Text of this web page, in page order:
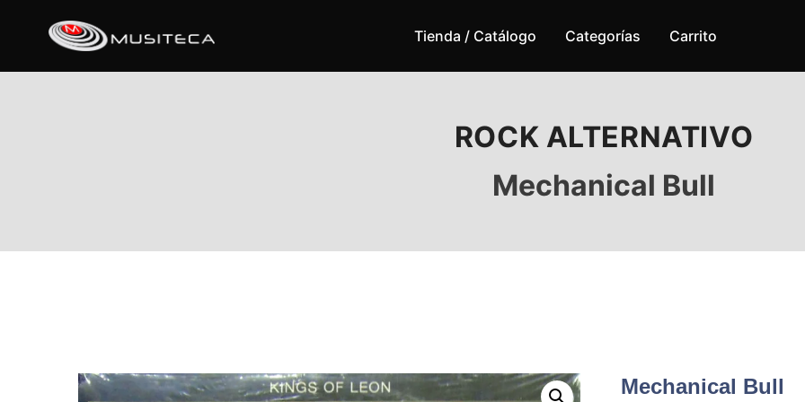
Tienda / Catálogo Categorías Carrito
ROCK ALTERNATIVO
Mechanical Bull
Mechanical Bull